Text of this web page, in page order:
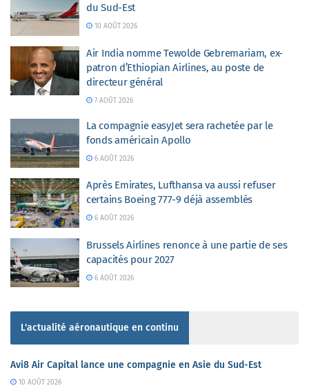
du Sud-Est
10 AOÛT 2026
Air India nomme Tewolde Gebremariam, ex-
patron d’Ethiopian Airlines, au poste de
directeur général
7 AOÛT 2026
La compagnie easyJet sera rachetée par le
fonds américain Apollo
6 AOÛT 2026
Après Emirates, Lufthansa va aussi refuser
certains Boeing 777-9 déjà assemblés
6 AOÛT 2026
Brussels Airlines renonce à une partie de ses
capacités pour 2027
6 AOÛT 2026
L'actualité aéronautique en continu
Avi8 Air Capital lance une compagnie en Asie du Sud-Est
10 AOÛT 2026